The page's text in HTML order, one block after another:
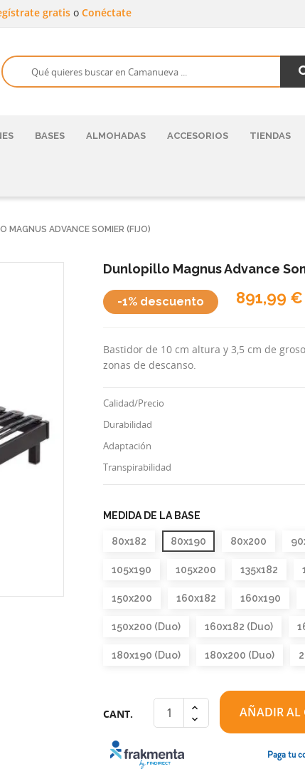
gratis o Conéctate
BASES ALMOHADAS ACCESORIOS TIENDAS
MAGNUS ADVANCE SOMIER (FIJO)
Dunlopillo Magnus Advance
891,99 €
-1% descuento
Bastidor de 10 cm altura y 3,5 cm de
zonas de descanso.
Calidad/Precio
Durabilidad
Adaptación
Transpirabilidad
MEDIDA DE LA BASE
80x182 80x190 80x200
105x190 105x200 135x182
150x200 160x182 160x190
150x200 (Duo) 160x182 (Duo)
180x190 (Duo) 180x200 (Duo)
CANT. AÑADIR AL
Paga tu